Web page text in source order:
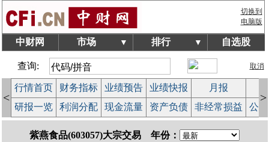
切换到
电脑版
中财网 市场 ▼ 排行 ▼ 自选股
查询: 取消
<
行情首页 财务指标 业绩预告 业绩快报 月报
研报一览
利润分配 现金流量 资产负债 非经常损益 公
>
紫燕食品(603057)大宗交易 年份：